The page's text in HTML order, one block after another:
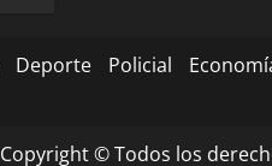
Deporte Policial
Copyright © Todos los